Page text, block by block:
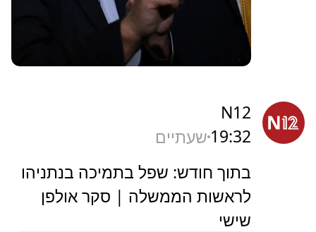
N12
19:32 שעתיים
בתוך חודש: שפל בתמיכה בנתניהו
לראשות הממשלה | סקר אולפן
שישי